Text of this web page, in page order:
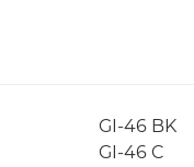
GI-46 BK
GI-46 C